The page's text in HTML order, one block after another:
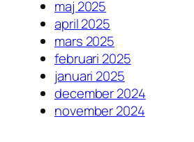
maj 2025
april 2025
mars 2025
februari 2025
januari 2025
december 2024
november 2024